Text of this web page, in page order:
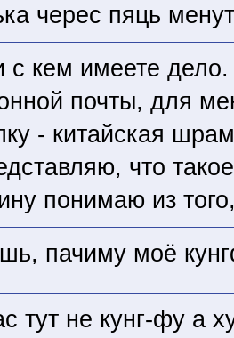
черес пяць
с кем имеете
почты, для
- китайская
что
понимаю из
пачиму моё
тут не кунг-фу а